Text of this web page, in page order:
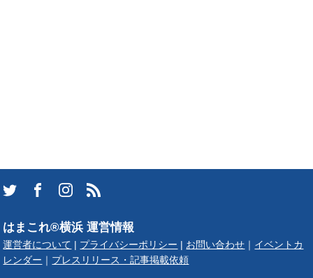
はまこれ®横浜 運営情報
運営者について プライバシーポリシー お問い合わせ
イベントカ
レンダー
プレスリリース・記事掲載依頼